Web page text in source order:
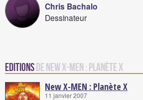
Chris Bachalo
Dessinateur
Editionsde New X-MEN : Planète X
New X-MEN : Planète X
11 janvier 2007